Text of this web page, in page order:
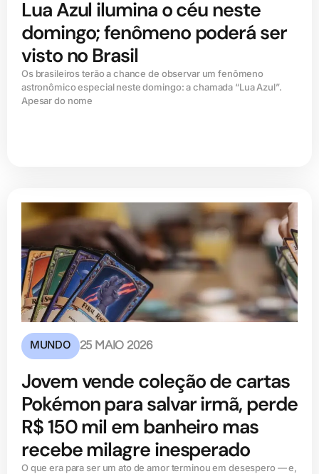
Lua Azul ilumina o céu neste
domingo; fenômeno poderá ser
visto no Brasil
Os brasileiros terão a chance de observar um fenômeno
astronômico especial neste domingo: a chamada “Lua Azul”.
Apesar do nome
MUNDO 25 MAIO 2026
Jovem vende coleção de cartas
Pokémon para salvar irmã, perde
R$ 150 mil em banheiro mas
recebe milagre inesperado
O que era para ser um ato de amor terminou em desespero — e,